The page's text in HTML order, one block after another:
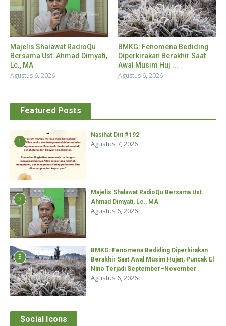
Majelis Shalawat RadioQu
Bersama Ust. Ahmad Dimyati,
Lc., MA
Agustus 6, 2026
BMKG: Fenomena Bediding
Diperkirakan Berakhir Saat
Awal Musim Huj ...
Agustus 6, 2026
Featured Posts
1
Nasihat Diri #192
Agustus 7, 2026
2
Majelis Shalawat RadioQu Bersama Ust.
Ahmad Dimyati, Lc., MA
Agustus 6, 2026
3
BMKG: Fenomena Bediding Diperkirakan
Berakhir Saat Awal Musim Hujan, Puncak El
Nino Terjadi September–November
Agustus 6, 2026
Social Icons